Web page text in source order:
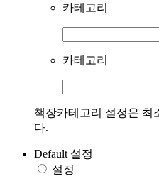
카테고리
카테고리
책장카테고리 설정은 최
다.
Default 설정
설정